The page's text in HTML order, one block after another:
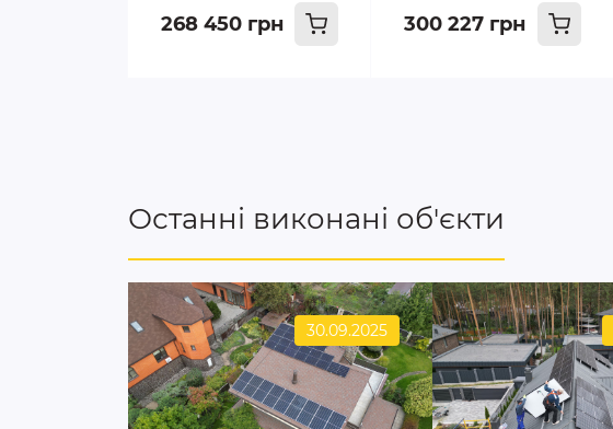
268 450 грн 300 227 грн
Останні виконані об'єкти
30.09.2025